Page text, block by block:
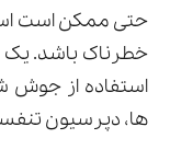
حتی ممکن است
استفاده از جوش
ها، دپرسیون